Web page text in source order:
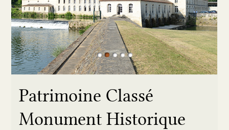
1 2 3 4 5
Patrimoine Classé
Monument Historique